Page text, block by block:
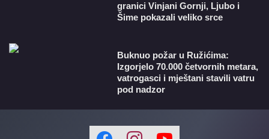
granici Vinjani Gornji, Ljubo i
Šime pokazali veliko srce
Buknuo požar u Ružićima:
Izgorjelo 70.000 četvornih metara,
vatrogasci i mještani stavili vatru
pod nadzor